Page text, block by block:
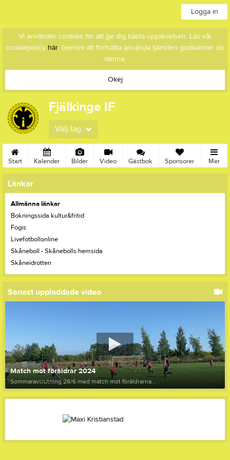
Logga in
Vi använder cookies för att ge dig bästa upplevelsen. Läs vår
cookiepolicy här. Genom att fortsätta använda tjänsten godkänner du
denna.
Okej
Fjälkinge IF
Välj lag
Start Kalender Bilder Video Gästbok Sponsorer Mer
Länkar
Allmänna länkar
Bokningssida kultur&fritid
Fogis
Livefotbollonline
Skåneboll - Skånebolls hemsida
Skåneidrotten
Senast uppladdade video
Match mot föräldrar 2024
Sommaravslutning 26/6 med match mot föräldrarna...